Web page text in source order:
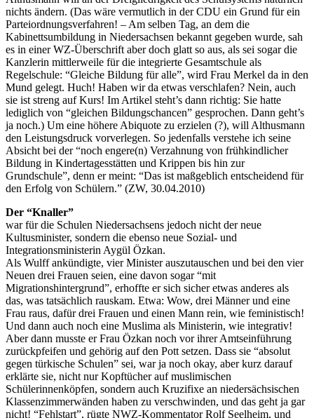
nichts ändern. (Das wäre vermutlich in der CDU ein Grund für ein
Parteiordnungsverfahren! – Am selben Tag, an dem die
Kabinettsumbildung in Niedersachsen bekannt gegeben wurde, sah
es in einer WZ-Überschrift aber doch glatt so aus, als sei sogar die
Kanzlerin mittlerweile für die integrierte Gesamtschule als
Regelschule: “Gleiche Bildung für alle”, wird Frau Merkel da in den
Mund gelegt. Huch! Haben wir da etwas verschlafen? Nein, auch
sie ist streng auf Kurs! Im Artikel steht’s dann richtig: Sie hatte
lediglich von “gleichen Bildungschancen” gesprochen. Dann geht’s
ja noch.) Um eine höhere Abiquote zu erzielen (?), will Althusmann
den Leistungsdruck vorverlegen. So jedenfalls verstehe ich seine
Absicht bei der “noch engere(n) Verzahnung von frühkindlicher
Bildung in Kindertagesstätten und Krippen bis hin zur
Grundschule”, denn er meint: “Das ist maßgeblich entscheidend für
den Erfolg von Schülern.” (ZW, 30.04.2010)
Der “Knaller”
war für die Schulen Niedersachsens jedoch nicht der neue
Kultusminister, sondern die ebenso neue Sozial- und
Integrationsministerin Aygül Özkan.
Als Wulff ankündigte, vier Minister auszutauschen und bei den vier
Neuen drei Frauen seien, eine davon sogar “mit
Migrationshintergrund”, erhoffte er sich sicher etwas anderes als
das, was tatsächlich rauskam. Etwa: Wow, drei Männer und eine
Frau raus, dafür drei Frauen und einen Mann rein, wie feministisch!
Und dann auch noch eine Muslima als Ministerin, wie integrativ!
Aber dann musste er Frau Özkan noch vor ihrer Amtseinführung
zurückpfeifen und gehörig auf den Pott setzen. Dass sie “absolut
gegen türkische Schulen” sei, war ja noch okay, aber kurz darauf
erklärte sie, nicht nur Kopftücher auf muslimischen
Schülerinnenköpfen, sondern auch Kruzifixe an niedersächsischen
Klassenzimmerwänden haben zu verschwinden, und das geht ja gar
nicht! “Fehlstart”, rügte NWZ-Kommentator Rolf Seelheim, und